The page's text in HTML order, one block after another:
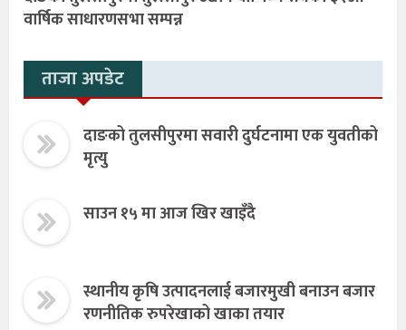
वार्षिक साधारणसभा सम्पन्न
ताजा अपडेट
दाङको तुलसीपुरमा सवारी दुर्घटनामा एक युवतीको
मृत्यु
साउन १५ मा आज खिर खाइँदै
स्थानीय कृषि उत्पादनलाई बजारमुखी बनाउन बजार
रणनीतिक रुपरेखाको खाका तयार